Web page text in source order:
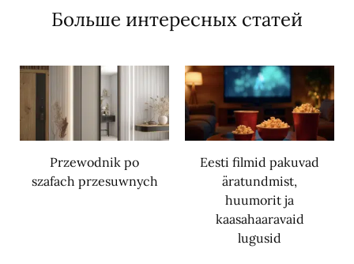
Больше интересных статей
Przewodnik po
szafach przesuwnych
Eesti filmid pakuvad
äratundmist,
huumorit ja
kaasahaaravaid
lugusid